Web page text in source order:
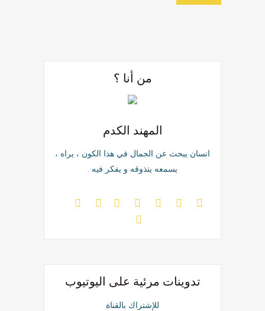
من أنا ؟
المهند الكدم
انسان يبحث عن الجمال في هذا الكون ، يراه ،
يسمعه يتذوقه و يفكر فيه .
تدوينات مرئية على اليوتيوب
للإشتراك بالقناة